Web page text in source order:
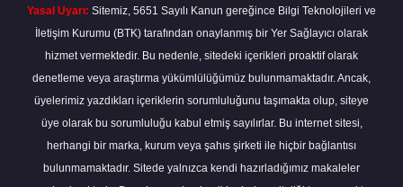
Yasal Uyarı: Sitemiz, 5651 Sayılı Kanun gereğince Bilgi Teknolojileri ve
İletişim Kurumu (BTK) tarafından onaylanmış bir Yer Sağlayıcı olarak
hizmet vermektedir. Bu nedenle, sitedeki içerikleri proaktif olarak
denetleme veya araştırma yükümlülüğümüz bulunmamaktadır. Ancak,
üyelerimiz yazdıkları içeriklerin sorumluluğunu taşımakta olup, siteye
üye olarak bu sorumluluğu kabul etmiş sayılırlar. Bu internet sitesi,
herhangi bir marka, kurum veya şahıs şirketi ile hiçbir bağlantısı
bulunmamaktadır. Sitede yalnızca kendi hazırladığımız makaleler